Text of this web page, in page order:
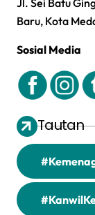
Baru, Kota
Sosial Media
Tautan